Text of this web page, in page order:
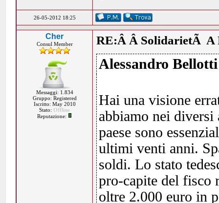
26-05-2012 18:25
Cher
Consul Member
Messaggi: 1.834
Gruppo: Registered
Iscritto: May 2010
Stato: Offline
Reputazione:
RE:Â Â SolidarietÃ A
Alessandro
Hai una visione
abbiamo nei
paese sono
ultimi venti anni.
soldi. Lo stato
pro-capite del fisco
oltre 2.000 euro in